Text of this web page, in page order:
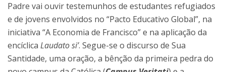
Padre vai ouvir testemunhos de estudantes refugiados
e de jovens envolvidos no “Pacto Educativo Global”, na
iniciativa “A Economia de Francisco” e na aplicação da
encíclica Laudato si’. Segue-se o discurso de Sua
Santidade, uma oração, a bênção da primeira pedra do